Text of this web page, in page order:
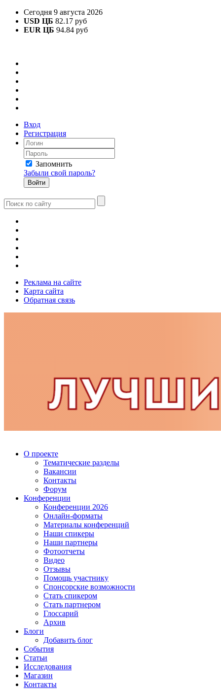
Сегодня 9 августа 2026
USD ЦБ 82.17 руб
EUR ЦБ 94.84 руб
Вход
Регистрация
Запомнить
Забыли свой пароль?
Реклама на сайте
Карта сайта
Обратная связь
О проекте
Тематические разделы
Вакансии
Контакты
Форум
Конференции
Конференции 2026
Онлайн-форматы
Материалы конференций
Наши спикеры
Наши партнеры
Фотоотчеты
Видео
Отзывы
Помощь участнику
Спонсорские возможности
Стать спикером
Стать партнером
Глоссарий
Архив
Блоги
Добавить блог
События
Статьи
Исследования
Магазин
Контакты